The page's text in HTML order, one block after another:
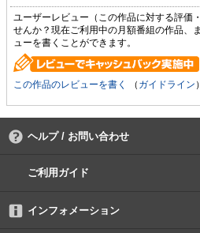
ユーザーレビュー（この作品に対する評価
せんか？現在ご利用中の月額番組の作品、
ューを書くことができます。
この作品のレビューを書く （ ガイドライン ）
ヘルプ / お問い合わせ
よくあるご質問
ご利用環境
お支払い方法
パスワードの再設定
サポートセンター
ご利用ガイド
初めての方へ
会員登録の手順
作品購入の手順
動画再生の手順
検索のヒント
DUGA Player
インフォメーション